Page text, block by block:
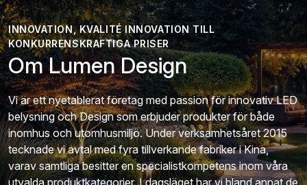
INNOVATION, KVALITÉ INNOVATION TILL
KONKURRENSKRAFTIGA PRISER
Om Lumen Design
Vi är ett nyetablerat företag med passion för innovativ LED
belysning och Design som erbjuder produkter för både
inomhus och utomhusmiljö. Under verksamhetsåret 2015
tecknade vi avtal med fyra tillverkande fabriker i Kina,
varav samtliga besitter en specialistkompetens inom våra
utvalda produktkategorier. I dagsläget har vi bland annat de